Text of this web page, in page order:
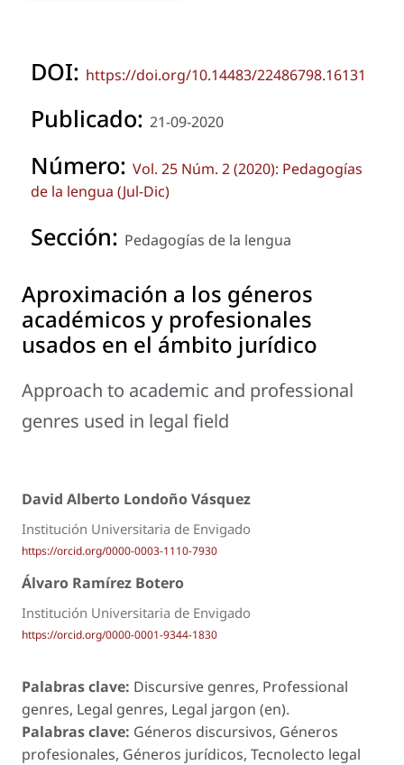
DOI: https://doi.org/10.14483/22486798.16131
Publicado: 21-09-2020
Número: Vol. 25 Núm. 2 (2020): Pedagogías
de la lengua (Jul-Dic)
Sección: Pedagogías de la lengua
Aproximación a los géneros
académicos y profesionales
usados en el ámbito jurídico
Approach to academic and professional
genres used in legal field
David Alberto Londoño Vásquez
Institución Universitaria de Envigado
https://orcid.org/0000-0003-1110-7930
Álvaro Ramírez Botero
Institución Universitaria de Envigado
https://orcid.org/0000-0001-9344-1830
Palabras clave: Discursive genres, Professional
genres, Legal genres, Legal jargon (en).
Palabras clave: Géneros discursivos, Géneros
profesionales, Géneros jurídicos, Tecnolecto legal